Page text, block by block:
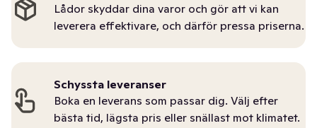
Lådor skyddar dina varor och gör att vi kan
leverera effektivare, och därför pressa priserna.
Schyssta leveranser
Boka en leverans som passar dig. Välj efter
bästa tid, lägsta pris eller snällast mot klimatet.